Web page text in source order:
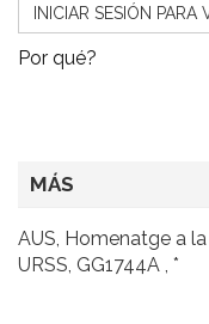
INICIAR SESIÓN PARA
Por qué?
MÁS
AUS, Homenatge a la
URSS, GG1744A , *